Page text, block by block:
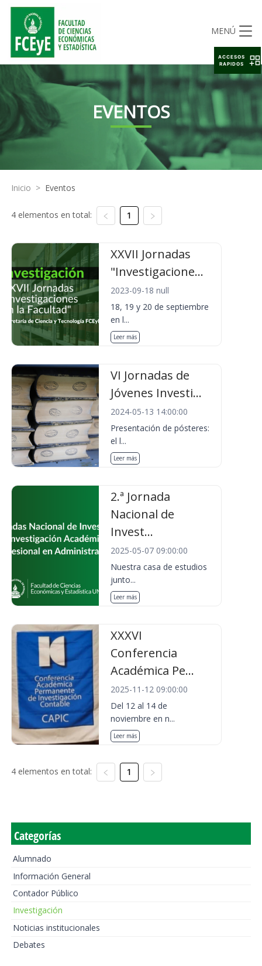
MENÚ
EVENTOS
Inicio > Eventos
4 elementos en total: 1
XXVII Jornadas
"Investigacione...
2023-09-18 null
18, 19 y 20 de septiembre
en l...
Leer más
VI Jornadas de
Jóvenes Investi...
2024-05-13 14:00:00
Presentación de pósteres:
el l...
Leer más
2.ª Jornada
Nacional de
Invest...
2025-05-07 09:00:00
Nuestra casa de estudios
junto...
Leer más
XXXVI
Conferencia
Académica Pe...
2025-11-12 09:00:00
Del 12 al 14 de
noviembre en n...
Leer más
4 elementos en total: 1
Categorías
Alumnado
Información General
Contador Público
Investigación
Noticias institucionales
Debates
ACCESOS
RAPIDOS